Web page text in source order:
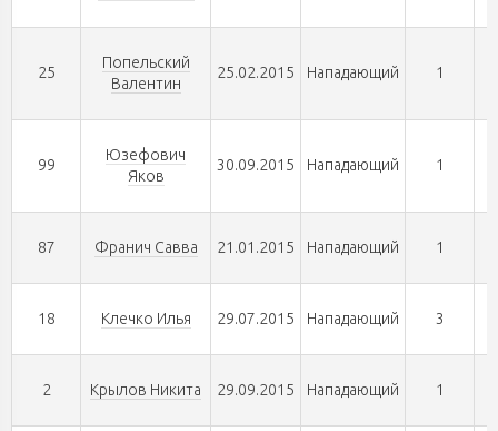
25
Попельский
Валентин
25.02.2015 Нападающий 1
99
Юзефович
Яков
30.09.2015 Нападающий 1
87 Франич Савва 21.01.2015 Нападающий 1
18 Клечко Илья 29.07.2015 Нападающий 3
2 Крылов Никита 29.09.2015 Нападающий 1